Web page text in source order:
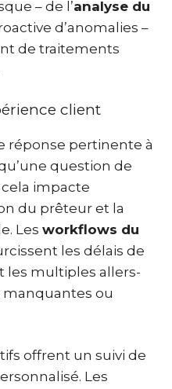
– de l’analyse du
d’anomalies –
de traitements
client
réponse pertinente à
question de
impacte
du prêteur et la
Les workflows du
les délais de
les multiples allers-
manquantes ou
offrent un suivi de
Les